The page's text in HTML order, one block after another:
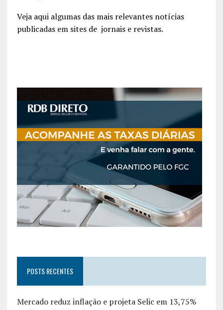
Veja aqui algumas das mais relevantes notícias
publicadas em sites de jornais e revistas.
POSTS RECENTES
Mercado reduz inflação e projeta Selic em 13,75%